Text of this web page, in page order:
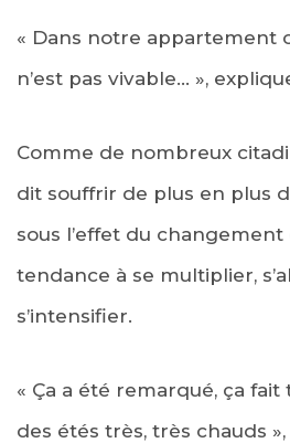
« Dans notre appartement
n’est pas vivable… »,
Comme de nombreux
dit souffrir de plus en plus
sous l’effet du
tendance à se multiplier,
s’intensifier.
« Ça a été remarqué, ça fait
des étés très, très chauds